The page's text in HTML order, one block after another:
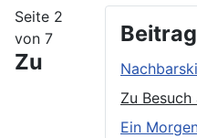
Zu
Ein
Seite 2
von 7
Zu